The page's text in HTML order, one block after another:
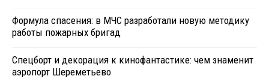
Формула спасения: в МЧС разработали новую методику
работы пожарных бригад
Спецборт и декорация к кинофантастике: чем знаменит
аэропорт Шереметьево